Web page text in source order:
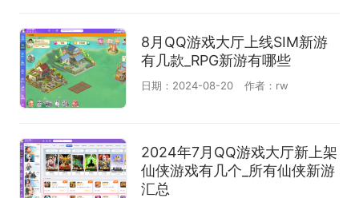
8月QQ游戏大厅上线SIM新游
有几款_RPG新游有哪些
日期：2024-08-20 作者：rw
2024年7月QQ游戏大厅新上架
仙侠游戏有几个_所有仙侠新游
汇总